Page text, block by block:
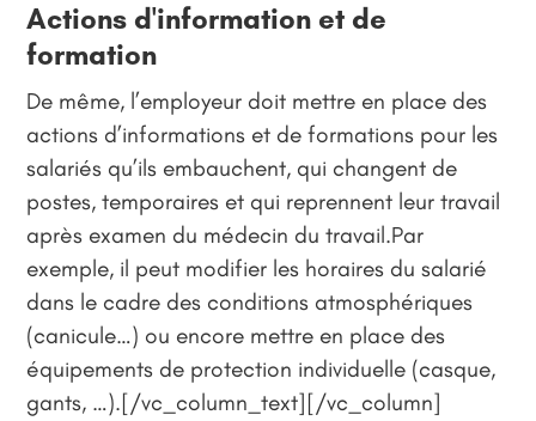
Actions d'information et de
formation
De même, l’employeur doit mettre en place des
actions d’informations et de formations pour les
salariés qu’ils embauchent, qui changent de
postes, temporaires et qui reprennent leur travail
après examen du médecin du travail.Par
exemple, il peut modifier les horaires du salarié
dans le cadre des conditions atmosphériques
(canicule…) ou encore mettre en place des
équipements de protection individuelle (casque,
gants, …).[/vc_column_text][/vc_column]